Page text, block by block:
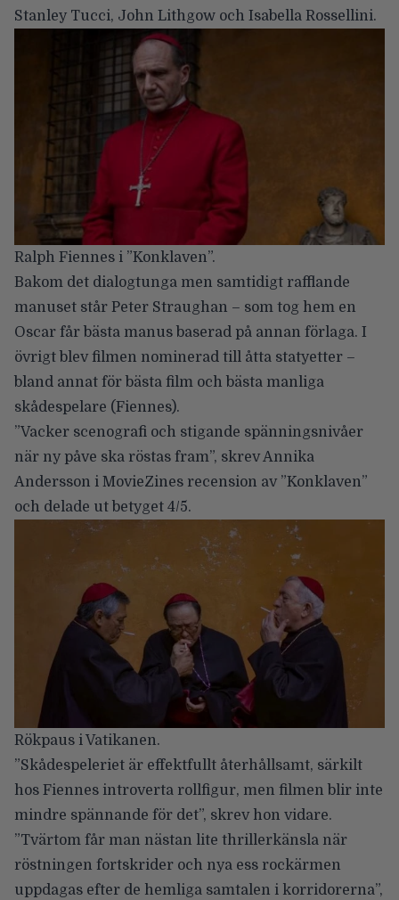
Stanley Tucci, John Lithgow och Isabella Rossellini.
Ralph Fiennes i ”Konklaven”.
Bakom det dialogtunga men samtidigt rafflande
manuset står Peter Straughan – som tog hem en
Oscar får bästa manus baserad på annan förlaga. I
övrigt blev filmen nominerad till åtta statyetter –
bland annat för bästa film och bästa manliga
skådespelare (Fiennes).
”Vacker scenografi och stigande spänningsnivåer
när ny påve ska röstas fram”, skrev Annika
Andersson i MovieZines recension av ”Konklaven”
och delade ut betyget 4/5.
Rökpaus i Vatikanen.
”Skådespeleriet är effektfullt återhållsamt, särkilt
hos Fiennes introverta rollfigur, men filmen blir inte
mindre spännande för det”, skrev hon vidare.
”Tvärtom får man nästan lite thrillerkänsla när
röstningen fortskrider och nya ess rockärmen
uppdagas efter de hemliga samtalen i korridorerna”,